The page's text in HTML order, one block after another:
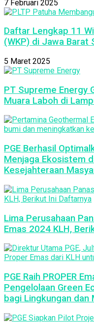
7 Februari 2025
Daftar Lengkap 11
(WKP) di Jawa Barat
5 Maret 2025
PT Supreme Energy
Muara Laboh di
PGE Berhasil
Menjaga Ekosistem
Kesejahteraan
Lima Perusahaan
Emas 2024 KLH,
PGE Raih PROPER
Pengelolaan Green
bagi Lingkungan dan